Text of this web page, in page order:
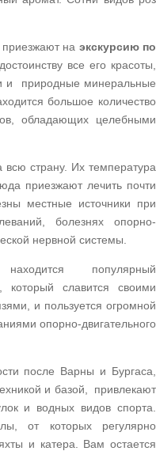
приезжают на экскурсию по
все его красоты,
и природные минеральные
большое количество
обладающих целебными
всю страну. Их температура
приезжают лечить почти
местные источники при
болезнях опорно-
нервной системы.
популярный
который славится своими
и пользуется огромной
опорно-двигательного
после Варны и Бургаса,
и базой, привлекают
и водных видов спорта.
от которых регулярно
и катера. Вам остается